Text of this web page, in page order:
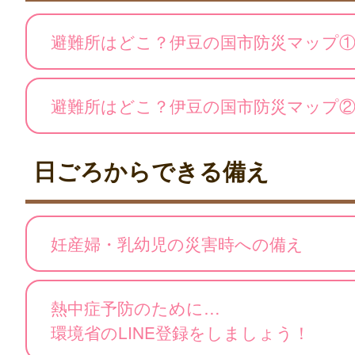
避難所はどこ？伊豆の国市防災マップ①
避難所はどこ？伊豆の国市防災マップ②
日ごろからできる備え
妊産婦・乳幼児の災害時への備え
熱中症予防のために…
環境省のLINE登録をしましょう！